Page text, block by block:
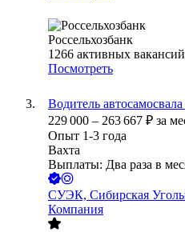
Россельхозбанк
1266 активных вакансий
Посмотреть
Водитель
229 000 – 263 667 ₽ за
Опыт 1-3 года
Вахта
Выплаты: Два раза в
СУЭК, Сибирская
Компания